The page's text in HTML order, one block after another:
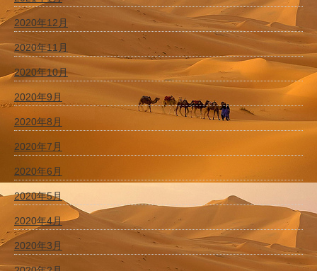
2020年12月
2020年11月
2020年10月
2020年9月
2020年8月
2020年7月
2020年6月
2020年5月
2020年4月
2020年3月